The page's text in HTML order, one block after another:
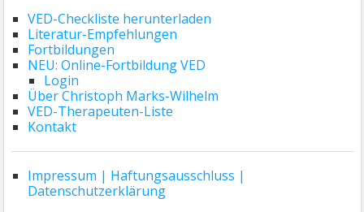
VED-Checkliste herunterladen
Literatur-Empfehlungen
Fortbildungen
NEU: Online-Fortbildung VED
Login
Über Christoph Marks-Wilhelm
VED-Therapeuten-Liste
Kontakt
Impressum | Haftungsausschluss |
Datenschutzerklärung